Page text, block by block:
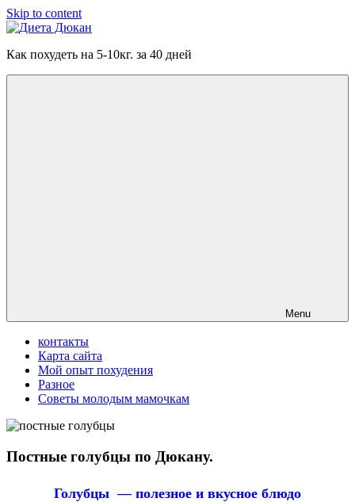
Skip to content
Диета
Как похудеть на 5-10кг. за 40 дней
Menu
контакты
Карта сайта
Мой опыт похудения
Разное
Советы молодым мамочкам
Постные голубцы по Дюкану.
Голубцы — полезное и вкусное блюдо